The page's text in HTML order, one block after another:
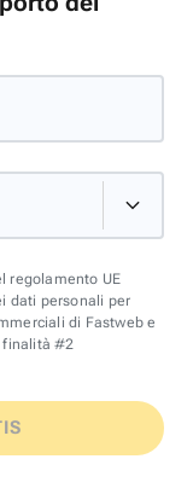
regolamento UE
dati personali per
di Fastweb e
finalità #2